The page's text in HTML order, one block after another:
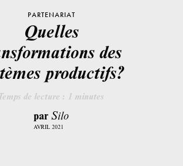
PARTENARIAT
Quelles
des
productifs?
Temps de lecture : 1 minutes
par Silo
AVRIL 2021